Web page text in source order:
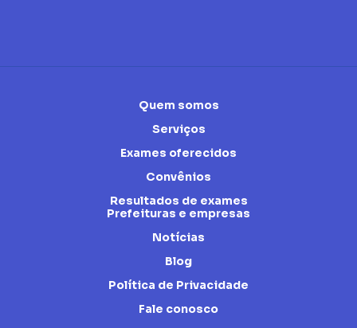
Quem somos
Serviços
Exames oferecidos
Convênios
Resultados de exames
Prefeituras e empresas
Notícias
Blog
Política de Privacidade
Fale conosco